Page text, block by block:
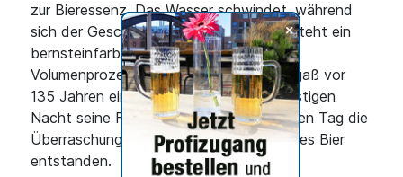
+
zur Bieressenz. Das Wasser schwindet, während
sich der Geschmack verdichtet. So entsteht ein
bernsteinfarbenes Bier mit stolzen 10
Volumenprozent. Der Legende nach vergaß vor
135 Jahren ein müder Brauer in einer frostigen
Nacht seine Fässer draußen. Am nächsten Tag die
Überraschung: dank Eis war ein legendäres Bier
entstanden.